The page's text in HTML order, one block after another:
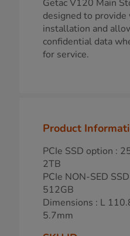
Getac V120 Main
designed to
installation and
confidential data
for service.
Product
PCIe SSD option :
2TB
PCIe NON-SED
512GB
Dimensions : L
5.7mm